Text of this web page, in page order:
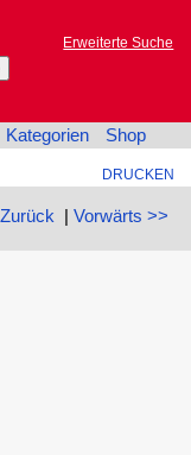
Erweiterte Suche
Kategorien Shop
DRUCKEN
| Vorwärts >>